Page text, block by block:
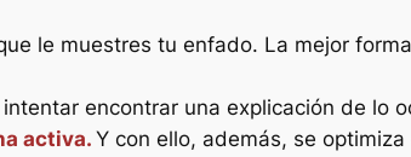
le muestres tu enfado. La mejor
encontrar una explicación de lo
activa. Y con ello, además, se